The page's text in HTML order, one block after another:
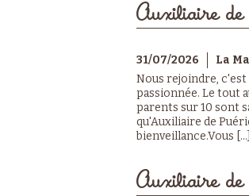
Auxiliaire de
31/07/2026 La
Nous rejoindre,
passionnée. Le tout
parents sur 10 sont
qu'Auxiliaire de
bienveillance.Vous [...]
Auxiliaire de